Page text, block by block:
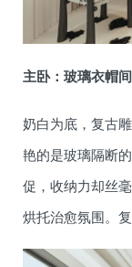
主卧：玻璃衣帽
奶白为底，复古
艳的是玻璃隔断
促，收纳力却丝
烘托治愈氛围。